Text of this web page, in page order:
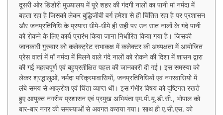
दूसरी ओर डिंडोरी मुख्यालय में पूरे शहर की गंदगी नालों का पानी मां नर्मदा में
बहता रहा है जिसको लेकर बुद्धिजीवी वर्ग हमेशा से ही चिंतित रहा है पर प्रशासन
और जनप्रतिनिधि के प्रयास धीमे-धीमे ही सही पर उन सात नालों के गंदे पानी
को रोकने के लिए कार्य प्रारंभ किया जाना निर्धारित किया गया है। जिसकी
जानकारी गुरुवार को कलेक्ट्रेट सभाकक्ष में कलेक्टर की अध्यक्षता में आयोजित
प्रेस वार्ता में माँ नर्मदा में मिलने वाले गंदे नालों को रोकने की दिशा में शासन द्वारा
की गई महत्वपूर्ण एवं बहुप्रतीक्षित पहल की जानकारी दी गई। इस समस्या को
लेकर श्रद्धालुओं, नर्मदा परिक्रमावासियों, जनप्रतिनिधियों एवं नगरवासियों में
लंबे समय से आक्रोश एवं चिंता व्याप्त थी। इस गंभीर विषय को दृष्टिगत रखते
हुए आयुक्त नगरीय प्रशासन एवं प्रमुख अभियंता एम.पी.यू.डी.सी., भोपाल को
बार-बार नगर की समस्याओं से अवगत कराया गया। साथ ही ए.सी.एस. को